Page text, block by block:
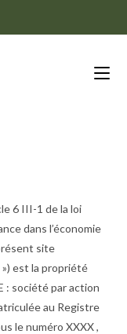
6 III-1 de la loi
dans l’économie
site
») est la propriété
: société par action
au Registre
le numéro XXXX ,